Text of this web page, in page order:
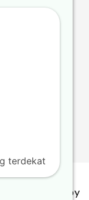
powered by
terdekat